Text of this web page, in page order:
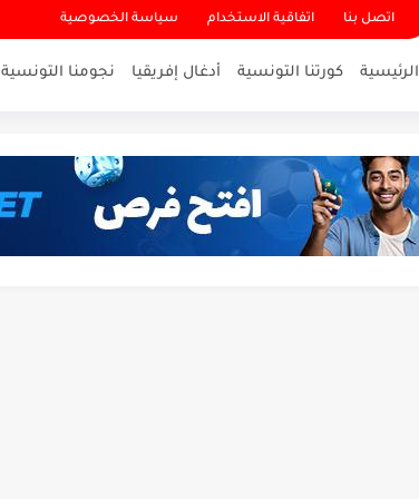
اتصل بنا اتفاقية الاستخدام سياسة الخصوصية
الرئيسية كورتنا التونسية أدغال إفريقيا نجومنا التونسية